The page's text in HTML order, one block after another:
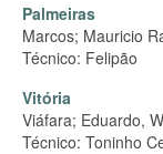
Palmeiras
Marcos; Mauricio
Técnico: Felipão
Vitória
Viáfara; Eduardo,
Técnico: Toninho